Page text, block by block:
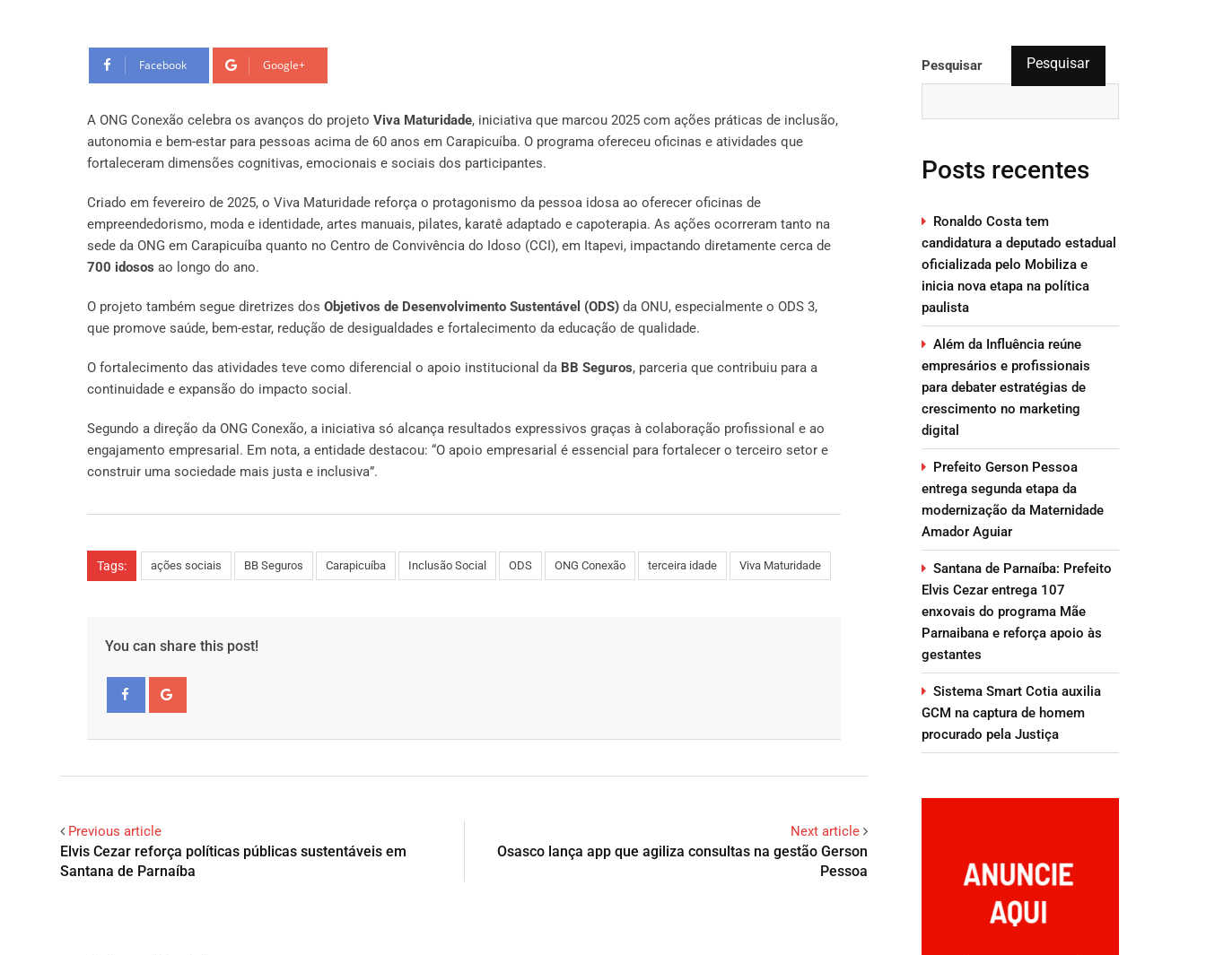
Facebook Google+
A ONG Conexão celebra os avanços do projeto Viva Maturidade, iniciativa que marcou 2025 com ações práticas de inclusão,
autonomia e bem-estar para pessoas acima de 60 anos em Carapicuíba. O programa ofereceu oficinas e atividades que
fortaleceram dimensões cognitivas, emocionais e sociais dos participantes.
Criado em fevereiro de 2025, o Viva Maturidade reforça o protagonismo da pessoa idosa ao oferecer oficinas de
empreendedorismo, moda e identidade, artes manuais, pilates, karatê adaptado e capoterapia. As ações ocorreram tanto na
sede da ONG em Carapicuíba quanto no Centro de Convivência do Idoso (CCI), em Itapevi, impactando diretamente cerca de
700 idosos ao longo do ano.
O projeto também segue diretrizes dos Objetivos de Desenvolvimento Sustentável (ODS) da ONU, especialmente o ODS 3,
que promove saúde, bem-estar, redução de desigualdades e fortalecimento da educação de qualidade.
O fortalecimento das atividades teve como diferencial o apoio institucional da BB Seguros, parceria que contribuiu para a
continuidade e expansão do impacto social.
Segundo a direção da ONG Conexão, a iniciativa só alcança resultados expressivos graças à colaboração profissional e ao
engajamento empresarial. Em nota, a entidade destacou: “O apoio empresarial é essencial para fortalecer o terceiro setor e
construir uma sociedade mais justa e inclusiva”.
Tags: ações sociais BB Seguros Carapicuíba Inclusão Social ODS ONG Conexão terceira idade Viva Maturidade
You can share this post!
Previous article
Elvis Cezar reforça políticas públicas sustentáveis em
Santana de Parnaíba
Next article
Osasco lança app que agiliza consultas na gestão Gerson
Pessoa
Pesquisar Pesquisar
Posts recentes
Ronaldo Costa tem
candidatura a deputado estadual
oficializada pelo Mobiliza e
inicia nova etapa na política
paulista
Além da Influência reúne
empresários e profissionais
para debater estratégias de
crescimento no marketing
digital
Prefeito Gerson Pessoa
entrega segunda etapa da
modernização da Maternidade
Amador Aguiar
Santana de Parnaíba: Prefeito
Elvis Cezar entrega 107
enxovais do programa Mãe
Parnaibana e reforça apoio às
gestantes
Sistema Smart Cotia auxilia
GCM na captura de homem
procurado pela Justiça